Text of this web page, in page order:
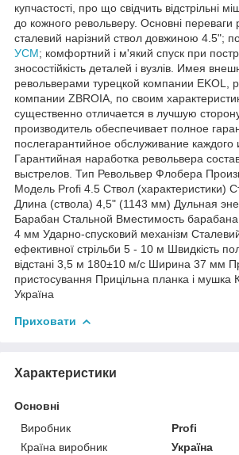
купчастості, про що свідчить відстрільні
до кожного револьверу. Основні переваги
сталевий нарізний ствол довжиною 4.5";
УСМ; комфортний і м'який спуск при
зносостійкість деталей і вузлів. Имея
револьверами турецкой компании EKOL,
компании ZBROIA, по своим
существенно отличается в лучшую
производитель обеспечивает полное
послегарантийное обслуживание каждого
Гарантийная наработка револьвера
выстрелов. Тип Револьвер Флобера
Модель Profi 4.5 Ствол (характеристики)
Длина (ствола) 4,5" (1143 мм) Дульная
Барабан Стальной Вместимость
4 мм Ударно-спусковий механізм
ефективної стрільби 5 - 10 м Швидкість
відстані 3,5 м 180±10 м/с Ширина 37 мм
пристосування Прицільна планка і мушка
Україна
Приховати
Характеристики
Основні
Виробник
Profi
Країна виробник
Україна